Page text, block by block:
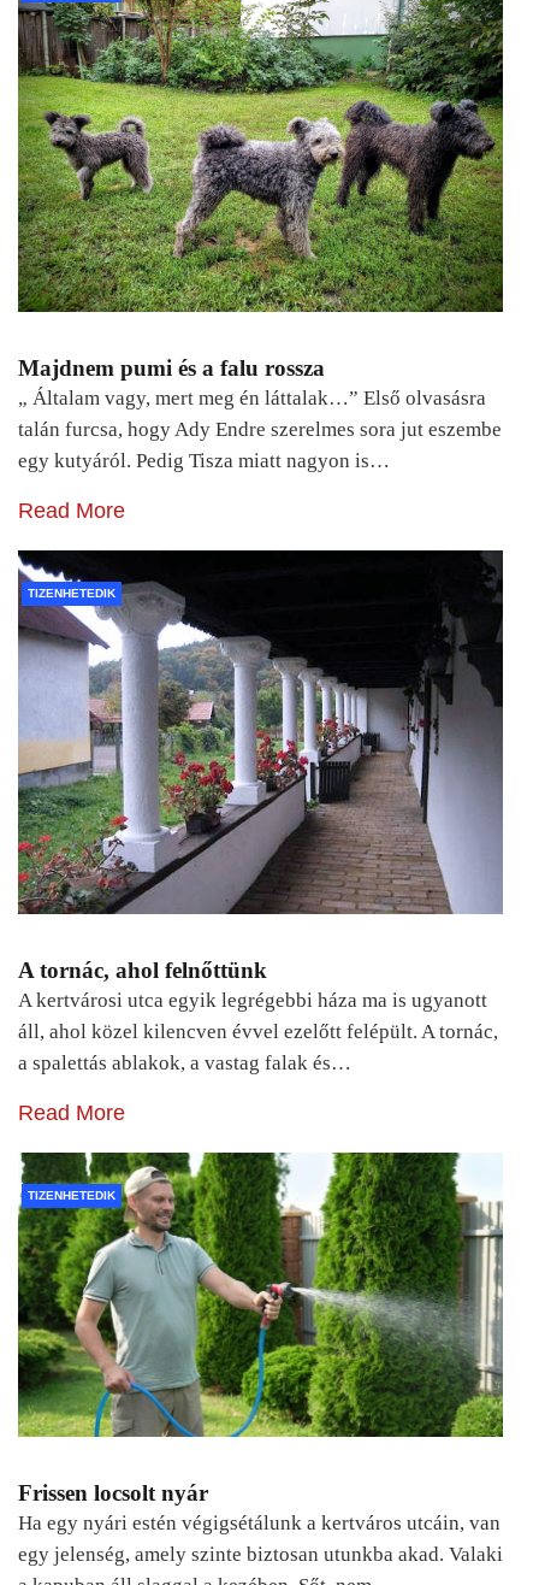
Majdnem pumi és a falu rossza
„ Általam vagy, mert meg én láttalak…” Első olvasásra
talán furcsa, hogy Ady Endre szerelmes sora jut eszembe
egy kutyáról. Pedig Tisza miatt nagyon is…
Read More
TIZENHETEDIK
A tornác, ahol felnőttünk
A kertvárosi utca egyik legrégebbi háza ma is ugyanott
áll, ahol közel kilencven évvel ezelőtt felépült. A tornác,
a spalettás ablakok, a vastag falak és…
Read More
TIZENHETEDIK
Frissen locsolt nyár
Ha egy nyári estén végigsétálunk a kertváros utcáin, van
egy jelenség, amely szinte biztosan utunkba akad. Valaki